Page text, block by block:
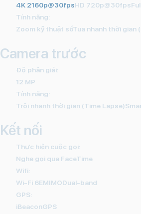
4K 2160p@30fpsHD
Tính năng:
Zoom kỹ thuật sốTua nhanh thời gian
Camera trước
Độ phân giải:
12 MP
Tính năng:
Trôi nhanh thời gian (Time
Kết nối
Thực hiện cuộc gọi:
Nghe gọi qua FaceTime
Wifi:
Wi-Fi 6EMIMODual-band
GPS:
iBeaconGPS